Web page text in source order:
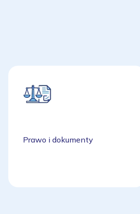
Prawo i dokumenty